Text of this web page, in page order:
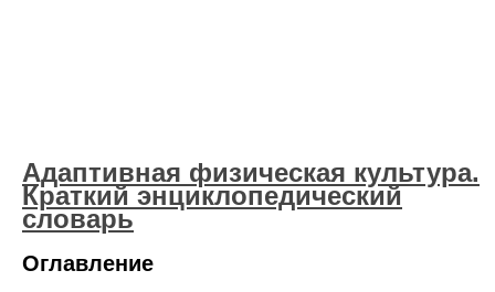
Адаптивная физическая культура.
Краткий энциклопедический
словарь
Оглавление